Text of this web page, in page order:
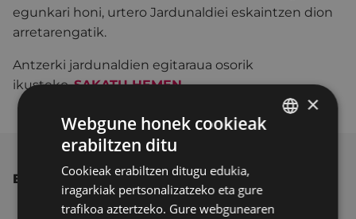
egunkari honi, urtero Jardunaldiei eskaintzen dion
arretarengatik.
Antzerki jardunaldien egitaraua osorik
ikusteko,SAKATU HEMEN.
BESTE ALBISTE BATZUK
×
Webgune honek cookieak
erabiltzen ditu
Cookieak erabiltzen ditugu edukia,
iragarkiak pertsonalizatzeko eta gure
trafikoa aztertzeko. Gure webgunearen